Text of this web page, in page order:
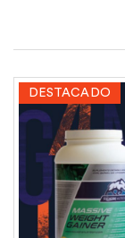
DESTACADO